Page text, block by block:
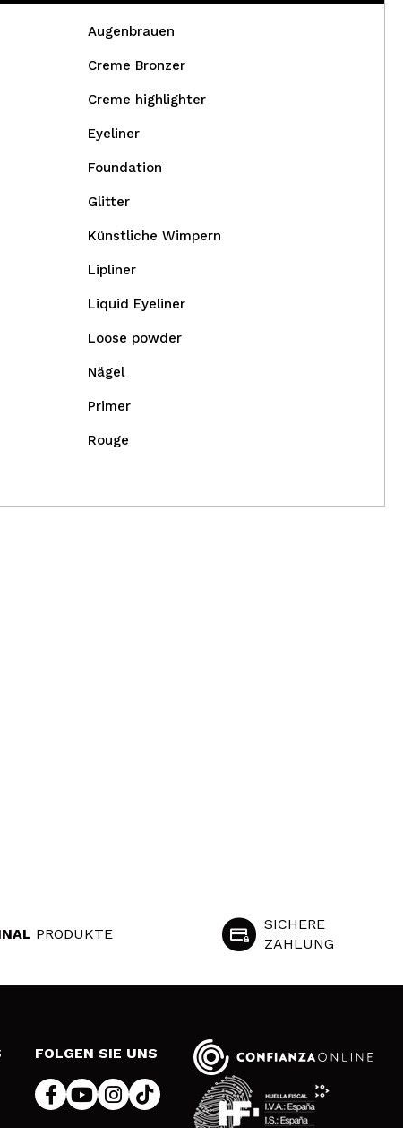
Augenbrauen
Creme Bronzer
Creme highlighter
Eyeliner
Foundation
Glitter
Künstliche Wimpern
Lipliner
Liquid Eyeliner
Loose powder
Nägel
Primer
Rouge
PRODUKTE
SICHERE
ZAHLUNG
FOLGEN SIE UNS